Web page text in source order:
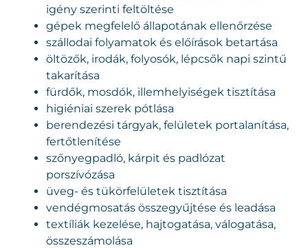
igény szerinti feltöltése
gépek megfelelő állapotának ellenőrzése
szállodai folyamatok és előírások betartása
öltözők, irodák, folyosók, lépcsők napi szintű
takarítása
fürdők, mosdók, illemhelyiségek tisztítása
higiéniai szerek pótlása
berendezési tárgyak, felületek portalanítása,
fertőtlenítése
szőnyegpadló, kárpit és padlózat
porszívózása
üveg- és tükörfelületek tisztítása
vendégmosatás összegyűjtése és leadása
textíliák kezelése, hajtogatása, válogatása,
összeszámolása